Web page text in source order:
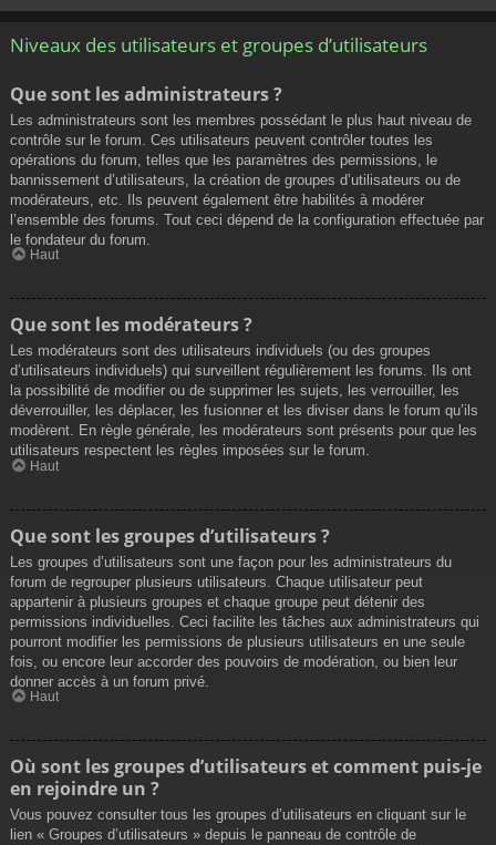
Niveaux des utilisateurs et groupes d’utilisateurs
Que sont les administrateurs ?
Les administrateurs sont les membres possédant le plus haut niveau de
contrôle sur le forum. Ces utilisateurs peuvent contrôler toutes les
opérations du forum, telles que les paramètres des permissions, le
bannissement d’utilisateurs, la création de groupes d’utilisateurs ou de
modérateurs, etc. Ils peuvent également être habilités à modérer
l’ensemble des forums. Tout ceci dépend de la configuration effectuée par
le fondateur du forum.
Haut
Que sont les modérateurs ?
Les modérateurs sont des utilisateurs individuels (ou des groupes
d’utilisateurs individuels) qui surveillent régulièrement les forums. Ils ont
la possibilité de modifier ou de supprimer les sujets, les verrouiller, les
déverrouiller, les déplacer, les fusionner et les diviser dans le forum qu’ils
modèrent. En règle générale, les modérateurs sont présents pour que les
utilisateurs respectent les règles imposées sur le forum.
Haut
Que sont les groupes d’utilisateurs ?
Les groupes d’utilisateurs sont une façon pour les administrateurs du
forum de regrouper plusieurs utilisateurs. Chaque utilisateur peut
appartenir à plusieurs groupes et chaque groupe peut détenir des
permissions individuelles. Ceci facilite les tâches aux administrateurs qui
pourront modifier les permissions de plusieurs utilisateurs en une seule
fois, ou encore leur accorder des pouvoirs de modération, ou bien leur
donner accès à un forum privé.
Haut
Où sont les groupes d’utilisateurs et comment puis-je
en rejoindre un ?
Vous pouvez consulter tous les groupes d’utilisateurs en cliquant sur le
lien « Groupes d’utilisateurs » depuis le panneau de contrôle de